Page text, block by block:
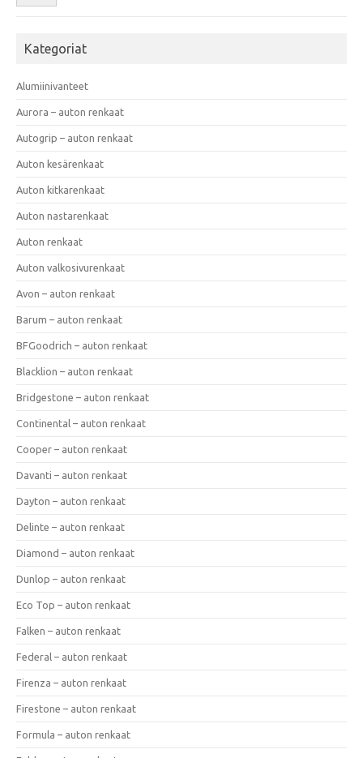
Kategoriat
Alumiinivanteet
Aurora – auton renkaat
Autogrip – auton renkaat
Auton kesärenkaat
Auton kitkarenkaat
Auton nastarenkaat
Auton renkaat
Auton valkosivurenkaat
Avon – auton renkaat
Barum – auton renkaat
BFGoodrich – auton renkaat
Blacklion – auton renkaat
Bridgestone – auton renkaat
Continental – auton renkaat
Cooper – auton renkaat
Davanti – auton renkaat
Dayton – auton renkaat
Delinte – auton renkaat
Diamond – auton renkaat
Dunlop – auton renkaat
Eco Top – auton renkaat
Falken – auton renkaat
Federal – auton renkaat
Firenza – auton renkaat
Firestone – auton renkaat
Formula – auton renkaat